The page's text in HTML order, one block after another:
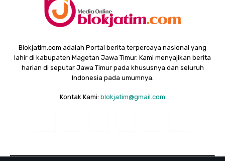
Blokjatim.com adalah Portal berita terpercaya nasional yang
lahir di kabupaten Magetan Jawa Timur. Kami menyajikan berita
harian di seputar Jawa Timur pada khususnya dan seluruh
Indonesia pada umumnya.
Kontak Kami: blokjatim@gmail.com